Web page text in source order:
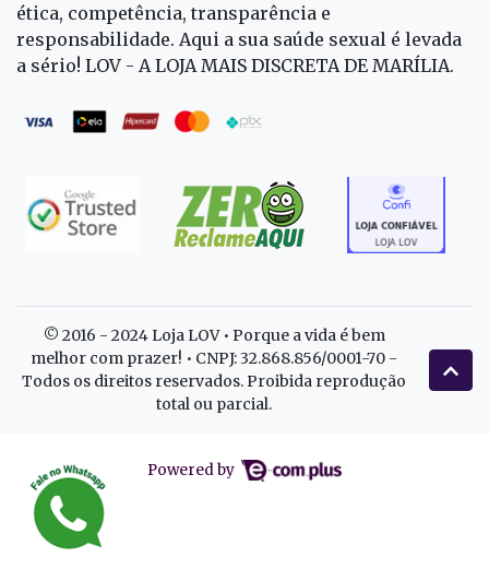
ética, competência, transparência e
responsabilidade. Aqui a sua saúde sexual é levada
a sério! LOV - A LOJA MAIS DISCRETA DE MARÍLIA.
© 2016 - 2024 Loja LOV • Porque a vida é bem
melhor com prazer! • CNPJ: 32.868.856/0001-70 -
Todos os direitos reservados. Proibida reprodução
total ou parcial.
Powered by